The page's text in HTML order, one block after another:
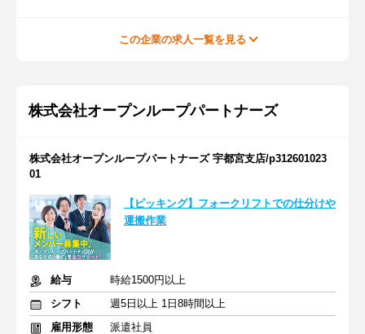
この企業の求人一覧を見る
株式会社オープンループパートナーズ
株式会社オープンループパートナーズ 宇都宮支店/p312601023
01
【ピッキング】フォークリフトでの仕分けや
運搬作業
給与
時給1500円以上
シフト
週5日以上 1日8時間以上
雇用形態
派遣社員